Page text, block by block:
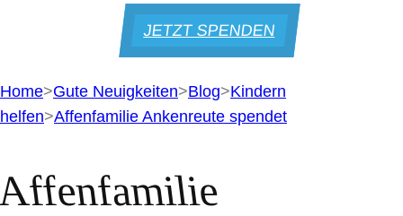
JETZT SPENDEN
Home>Gute Neuigkeiten>Blog>Kindern
helfen>Affenfamilie Ankenreute spendet